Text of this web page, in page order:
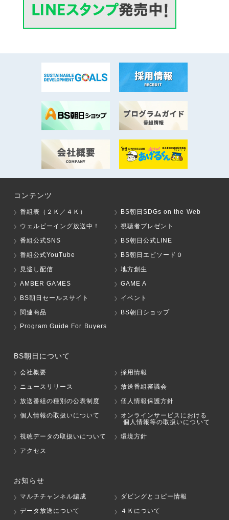
コンテンツ
番組表（２Ｋ／４Ｋ）
BS朝日SDGs on the Web
ウェルビーイング放送中！
視聴者プレゼント
番組公式SNS
BS朝日公式LINE
番組公式YouTube
BS朝日エピソード０
見逃し配信
地方創生
AMBER GAMES
GAME A
BS朝日セールスサイト
イベント
関連商品
BS朝日ショップ
Program Guide For Buyers
BS朝日について
会社概要
採用情報
ニュースリリース
放送番組審議会
放送番組の種別の公表制度
個人情報保護方針
個人情報の取扱いについて
オンラインサービスにおける
個人情報等の取扱いについて
視聴データの取扱いについて
環境方針
アクセス
お知らせ
マルチチャンネル編成
ダビングとコピー情報
データ放送について
４Ｋについて